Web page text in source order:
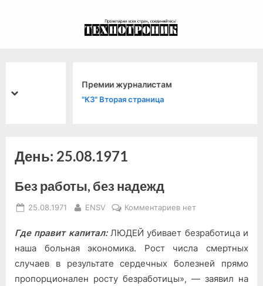
Премии журналистам
"КЗ" Вторая страница
prev
next
День: 25.08.1971
Без работы, без надежд
Posted
25.08.1971 By
ENSV Комментариевк
Без
работы,
нет
Где правит капитал:ЛЮДЕЙ убивает безработица и
наша больная экономика. Рост числа смертных
случаев в результате сердечных болезней прямо
пропорционален росту безработицы», — заявил на